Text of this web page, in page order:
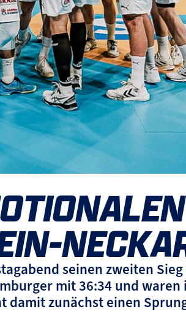
seinen zweiten
mit 36:34 und
damit zunächst einen